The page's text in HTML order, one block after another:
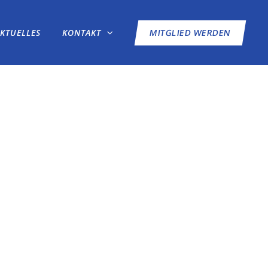
KONTAKT MITGLIED WERDEN